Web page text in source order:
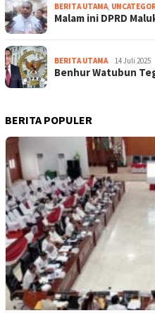
BERITA UTAMA
Malam ini DPRD
BERITA UTAMA 14 Juli 2025
Benhur Watubun
BERITA POPULER